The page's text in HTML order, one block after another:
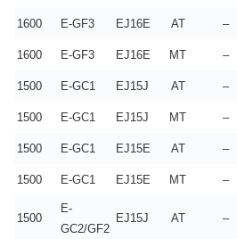
1600 E-GF3 EJ16E AT –
1600 E-GF3 EJ16E MT –
1500 E-GC1 EJ15J AT –
1500 E-GC1 EJ15J MT –
1500 E-GC1 EJ15E AT –
1500 E-GC1 EJ15E MT –
1500
E-
GC2/GF2
EJ15J AT –